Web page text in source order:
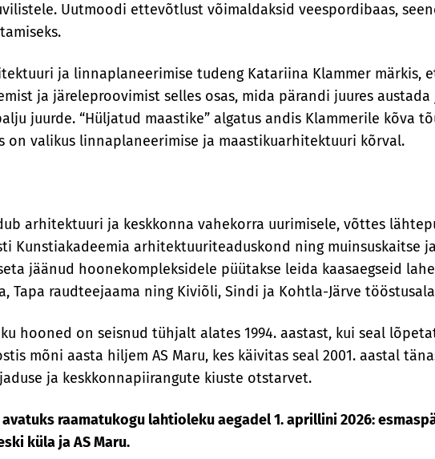
Uutmoodi ettevõtlust võimaldaksid veespordibaas,
ja linnaplaneerimise tudeng Katariina Klammer märkis,
ja järeleproovimist selles osas, mida pärandi juures
juurde. “Hüljatud maastike” algatus andis Klammerile kõva
on valikus linnaplaneerimise ja maastikuarhitektuuri kõrval.
arhitektuuri ja keskkonna vahekorra uurimisele, võttes
Kunstiakadeemia arhitektuuriteaduskond ning muinsuskaitse
jäänud hoonekompleksidele püütakse leida kaasaegseid
Tapa raudteejaama ning Kiviõli, Sindi ja Kohtla-Järve
hooned on seisnud tühjalt alates 1994. aastast, kui seal
mõni aasta hiljem AS Maru, kes käivitas seal 2001. aastal
ja keskkonnapiirangute kiuste otstarvet.
avatuks raamatukogu lahtioleku aegadel 1. aprillini 2026:
küla ja AS Maru.